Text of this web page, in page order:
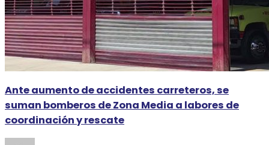
Ante aumento de accidentes carreteros, se
suman bomberos de Zona Media a labores de
coordinación y rescate